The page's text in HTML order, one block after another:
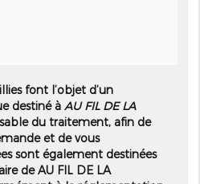
font l’objet d’un
destiné àAU FIL DE LA
du traitement, afin de
et de vous
sont également destinées
de AU FIL DE LA